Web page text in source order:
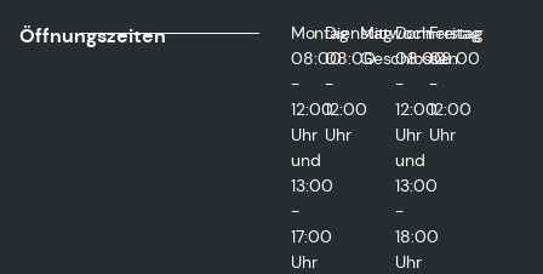
Öffnungszeiten
Montag
08:00
-
12:00
Uhr
und
13:00
-
17:00
Uhr
Dienstag
08:00
-
12:00
Uhr
Mittwoch
Geschlossen
Donnerstag
08:00
-
12:00
Uhr
und
13:00
-
18:00
Uhr
Freitag
08:00
-
12:00
Uhr